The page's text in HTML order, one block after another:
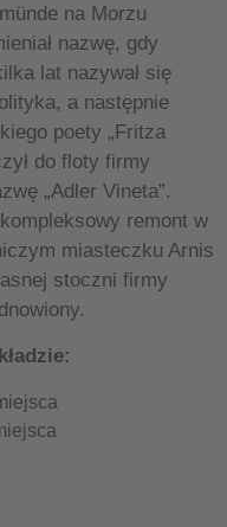
na Morzu
nazwę, gdy
lat nazywał się
a następnie
poety „Fritza
do floty firmy
„Adler Vineta”.
remont w
miasteczku Arnis
stoczni firmy